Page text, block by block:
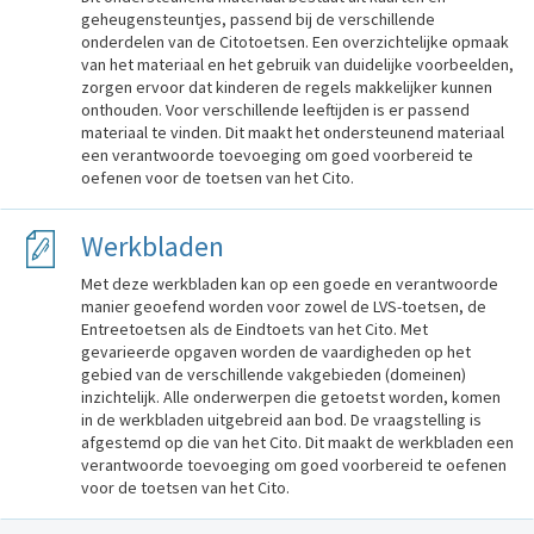
geheugensteuntjes, passend bij de verschillende
onderdelen van de Citotoetsen. Een overzichtelijke opmaak
van het materiaal en het gebruik van duidelijke voorbeelden,
zorgen ervoor dat kinderen de regels makkelijker kunnen
onthouden. Voor verschillende leeftijden is er passend
materiaal te vinden. Dit maakt het ondersteunend materiaal
een verantwoorde toevoeging om goed voorbereid te
oefenen voor de toetsen van het Cito.
Werkbladen
Met deze werkbladen kan op een goede en verantwoorde
manier geoefend worden voor zowel de LVS-toetsen, de
Entreetoetsen als de Eindtoets van het Cito. Met
gevarieerde opgaven worden de vaardigheden op het
gebied van de verschillende vakgebieden (domeinen)
inzichtelijk. Alle onderwerpen die getoetst worden, komen
in de werkbladen uitgebreid aan bod. De vraagstelling is
afgestemd op die van het Cito. Dit maakt de werkbladen een
verantwoorde toevoeging om goed voorbereid te oefenen
voor de toetsen van het Cito.